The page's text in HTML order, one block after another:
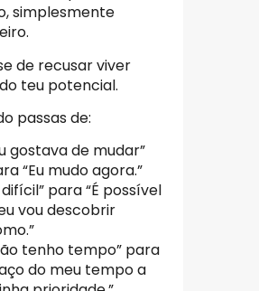
simplesmente
de recusar viver
teu potencial.
passas de:
gostava de mudar”
“Eu mudo agora.”
difícil” para “É possível
vou descobrir
tenho tempo” para
do meu tempo a